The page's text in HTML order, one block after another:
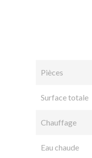
Pièces
Surface totale
Chauffage
Eau chaude